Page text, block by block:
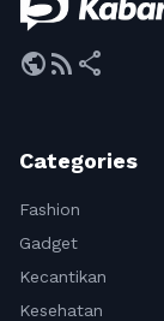
publicrss_feed share
Categories
Fashion
Gadget
Kecantikan
Kesehatan